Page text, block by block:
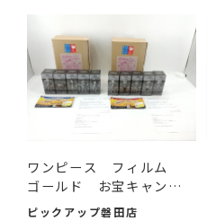
ワンピース フィルム
ゴールド お宝キャンペ
ー...
ピックアップ磐田店